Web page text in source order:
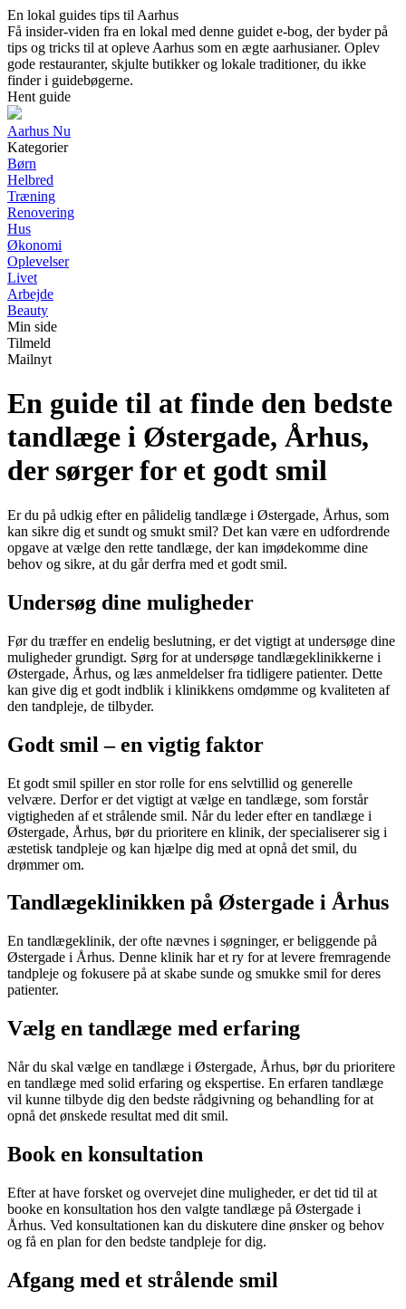
En lokal guides tips til Aarhus
Få insider-viden fra en lokal med denne guidet e-bog, der byder på
tips og tricks til at opleve Aarhus som en ægte aarhusianer. Oplev
gode restauranter, skjulte butikker og lokale traditioner, du ikke
finder i guidebøgerne.
Hent guide
Aarhus Nu
Kategorier
Børn
Helbred
Træning
Renovering
Hus
Økonomi
Oplevelser
Livet
Arbejde
Beauty
Min side
Tilmeld
Mailnyt
En guide til at finde den bedste
tandlæge i Østergade, Århus,
der sørger for et godt smil
Er du på udkig efter en pålidelig tandlæge i Østergade, Århus, som
kan sikre dig et sundt og smukt smil? Det kan være en udfordrende
opgave at vælge den rette tandlæge, der kan imødekomme dine
behov og sikre, at du går derfra med et godt smil.
Undersøg dine muligheder
Før du træffer en endelig beslutning, er det vigtigt at undersøge dine
muligheder grundigt. Sørg for at undersøge tandlægeklinikkerne i
Østergade, Århus, og læs anmeldelser fra tidligere patienter. Dette
kan give dig et godt indblik i klinikkens omdømme og kvaliteten af
den tandpleje, de tilbyder.
Godt smil – en vigtig faktor
Et godt smil spiller en stor rolle for ens selvtillid og generelle
velvære. Derfor er det vigtigt at vælge en tandlæge, som forstår
vigtigheden af et strålende smil. Når du leder efter en tandlæge i
Østergade, Århus, bør du prioritere en klinik, der specialiserer sig i
æstetisk tandpleje og kan hjælpe dig med at opnå det smil, du
drømmer om.
Tandlægeklinikken på Østergade i Århus
En tandlægeklinik, der ofte nævnes i søgninger, er beliggende på
Østergade i Århus. Denne klinik har et ry for at levere fremragende
tandpleje og fokusere på at skabe sunde og smukke smil for deres
patienter.
Vælg en tandlæge med erfaring
Når du skal vælge en tandlæge i Østergade, Århus, bør du prioritere
en tandlæge med solid erfaring og ekspertise. En erfaren tandlæge
vil kunne tilbyde dig den bedste rådgivning og behandling for at
opnå det ønskede resultat med dit smil.
Book en konsultation
Efter at have forsket og overvejet dine muligheder, er det tid til at
booke en konsultation hos den valgte tandlæge på Østergade i
Århus. Ved konsultationen kan du diskutere dine ønsker og behov
og få en plan for den bedste tandpleje for dig.
Afgang med et strålende smil